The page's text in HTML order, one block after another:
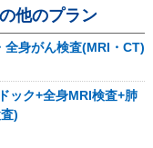
の他のプラン
全身がん検査(MRI・CT)
ック+全身MRI検査+肺
)